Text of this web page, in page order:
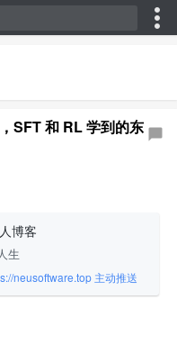
SFT 和 RL 学到的东
博客
生
neusoftware.top 主动推送